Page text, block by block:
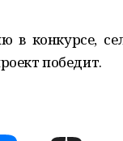
в конкурсе,
победит.